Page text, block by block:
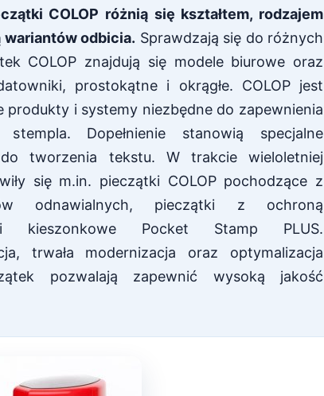
COLOP różnią się kształtem, rodzajem
odbicia. Sprawdzają się do różnych
COLOP znajdują się modele biurowe oraz
prostokątne i okrągłe. COLOP jest
i systemy niezbędne do zapewnienia
Dopełnienie stanowią specjalne
tworzenia tekstu. W trakcie wieloletniej
się m.in. pieczątki COLOP pochodzące z
odnawialnych, pieczątki z ochroną
kieszonkowe Pocket Stamp PLUS.
trwała modernizacja oraz optymalizacja
pozwalają zapewnić wysoką jakość